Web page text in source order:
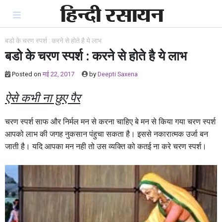
content
बडो के चरण स्पर्श : करने से होते है ये लाभ
बडो के चरण स्पर्श : करने से होते है ये लाभ
Posted on मई 22, 2017 by Deepti Saxena
ऐसे कभी ना छुए पैर
चरण स्पर्श साफ और निर्मल मन से करना चाहिए बे मन से किया गया चरण स्पर्श
आपको लाभ की जगह नुकसान पंहुचा सकता है। इससे नकारात्मक उर्जा बन
जाती है। यदि आपका मन नही तो उस व्यक्ति को कतई ना करे चरण स्पर्श।